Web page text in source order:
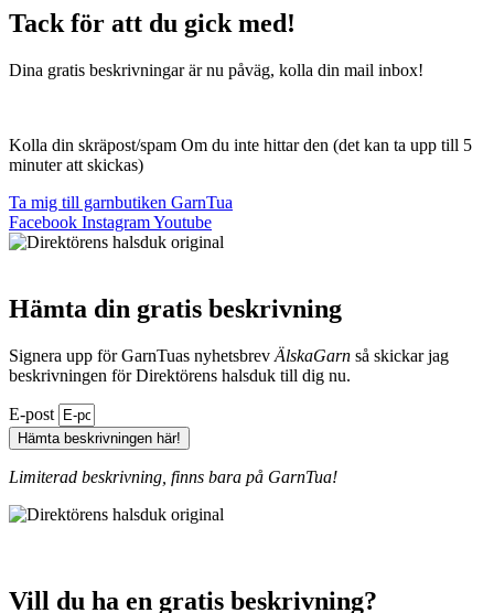
Tack för att du gick med!
Dina gratis beskrivningar är nu påväg, kolla din mail inbox!
Kolla din skräpost/spam Om du inte hittar den (det kan ta upp till 5
minuter att skickas)
Ta mig till garnbutiken GarnTua
Facebook InstagramYoutube
Hämta din gratis beskrivning
Signera upp för GarnTuas nyhetsbrev ÄlskaGarn så skickar jag
beskrivningen för Direktörens halsduk till dig nu.
E-post
Hämta beskrivningen här!
Limiterad beskrivning, finns bara på GarnTua!
Vill du ha en gratis beskrivning?